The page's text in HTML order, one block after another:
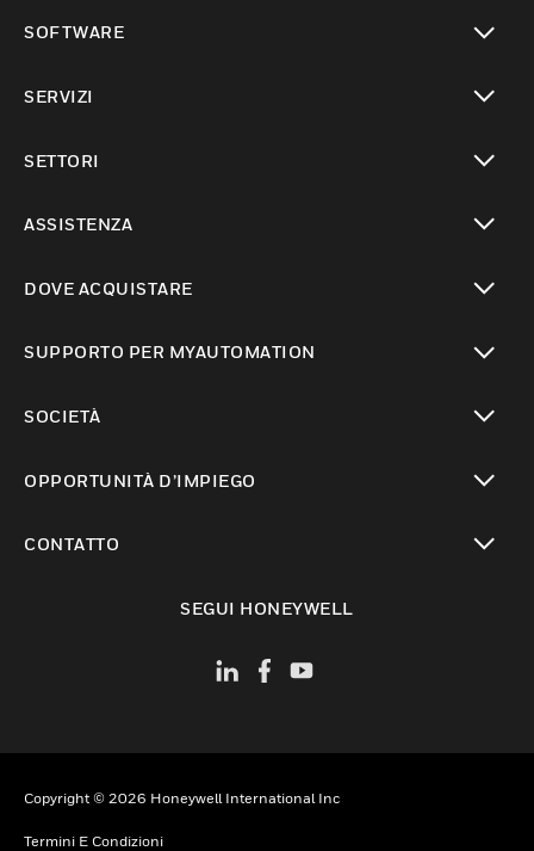
SOFTWARE
SERVIZI
SETTORI
ASSISTENZA
DOVE ACQUISTARE
SUPPORTO PER MYAUTOMATION
SOCIETÀ
OPPORTUNITÀ D’IMPIEGO
CONTATTO
SEGUI HONEYWELL
Copyright © 2026 Honeywell International Inc
Termini E Condizioni